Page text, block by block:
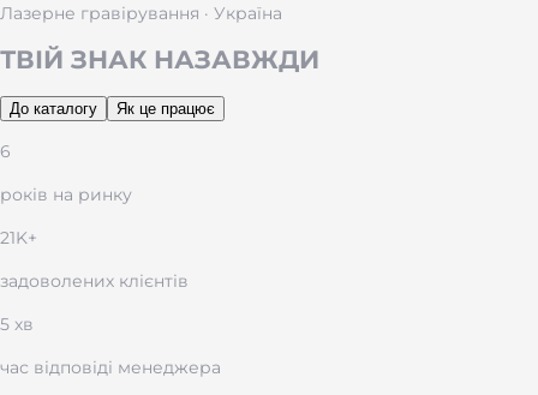
Лазерне гравірування · Україна
ТВІЙ ЗНАК НАЗАВЖДИ
До каталогу Як це працює
6
років на ринку
21K+
задоволених клієнтів
5 хв
час відповіді менеджера